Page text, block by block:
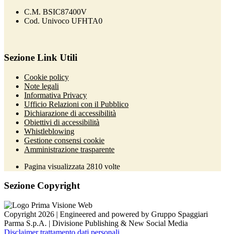
C.M. BSIC87400V
Cod. Univoco UFHTA0
Sezione Link Utili
Cookie policy
Note legali
Informativa Privacy
Ufficio Relazioni con il Pubblico
Dichiarazione di accessibilità
Obiettivi di accessibilità
Whistleblowing
Gestione consensi cookie
Amministrazione trasparente
Pagina visualizzata 2810 volte
Sezione Copyright
Copyright 2026 | Engineered and powered by Gruppo Spaggiari
Parma S.p.A. | Divisione Publishing & New Social Media
Disclaimer trattamento dati personali